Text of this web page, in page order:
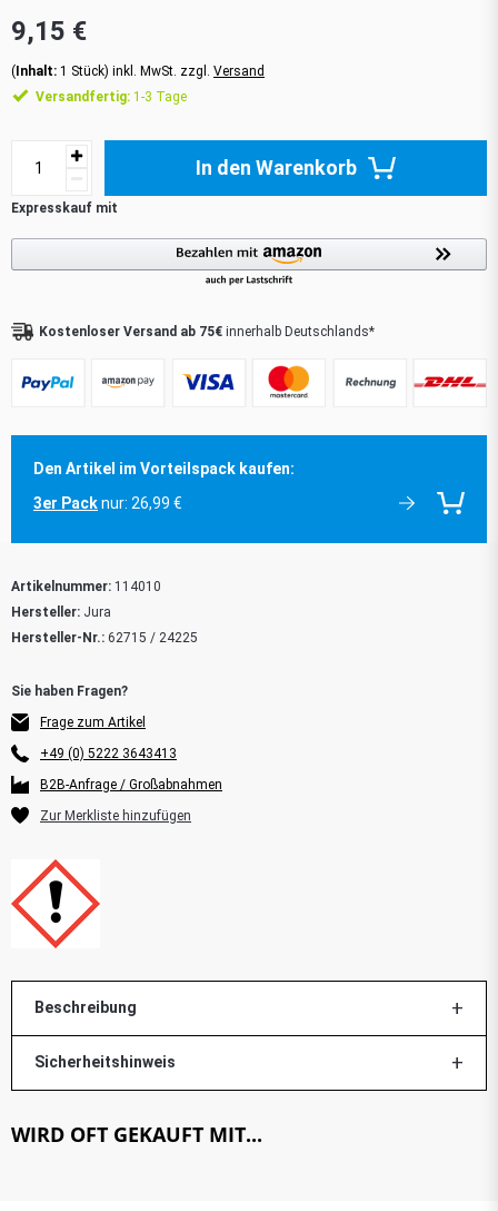
Artikelnummer: 114010
Hersteller: Jura
Hersteller-Nr.: 62715 / 24225
Frage zum Artikel
+49 (0) 5222 3643413
B2B-Anfrage / Großabnahmen
9,15 €
(Inhalt: 1 Stück) inkl. MwSt. zzgl. Versand
Versandfertig: 1-3 Tage
In den Warenkorb
Kostenloser Versand ab 75€ innerhalb Deutschlands*
Den Artikel im Vorteilspack kaufen:
3er Packnur: 26,99 €
Beschreibung
Sicherheitshinweis
WIRD OFT GEKAUFT MIT...